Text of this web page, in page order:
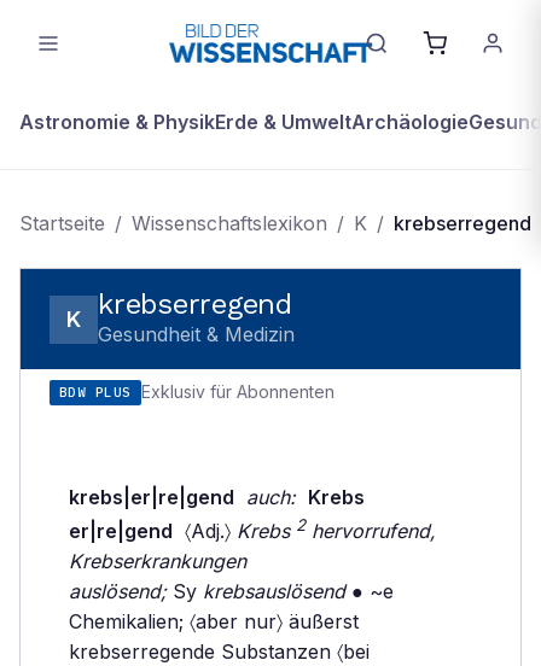
Astronomie & PhysikErde & UmweltArchäologie
Startseite / Wissenschaftslexikon / K / krebserregend
K krebserregend
Gesundheit & Medizin
BDW PLUS Exklusiv für Abonnenten
krebs|er|re|gend auch: Krebs
er|re|gend 〈Adj.〉 Krebs 2hervorrufend,
Krebserkrankungen
auslösend;Sy krebsauslösend● ~e
Chemikalien; 〈aber nur〉 äußerst
krebserregende Substanzen 〈bei